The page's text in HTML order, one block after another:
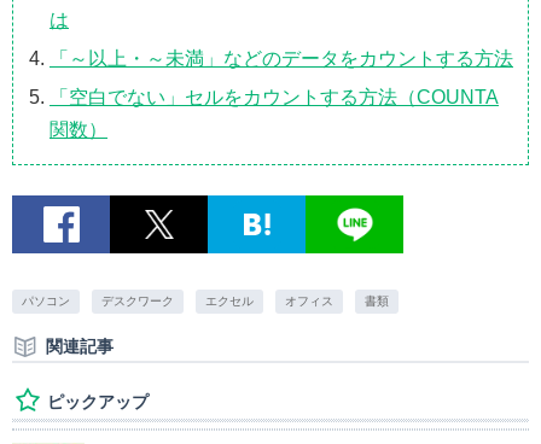
は
「～以上・～未満」などのデータをカウントする方法
「空白でない」セルをカウントする方法（COUNTA
関数）
パソコン デスクワーク エクセル オフィス 書類
関連記事
ピックアップ